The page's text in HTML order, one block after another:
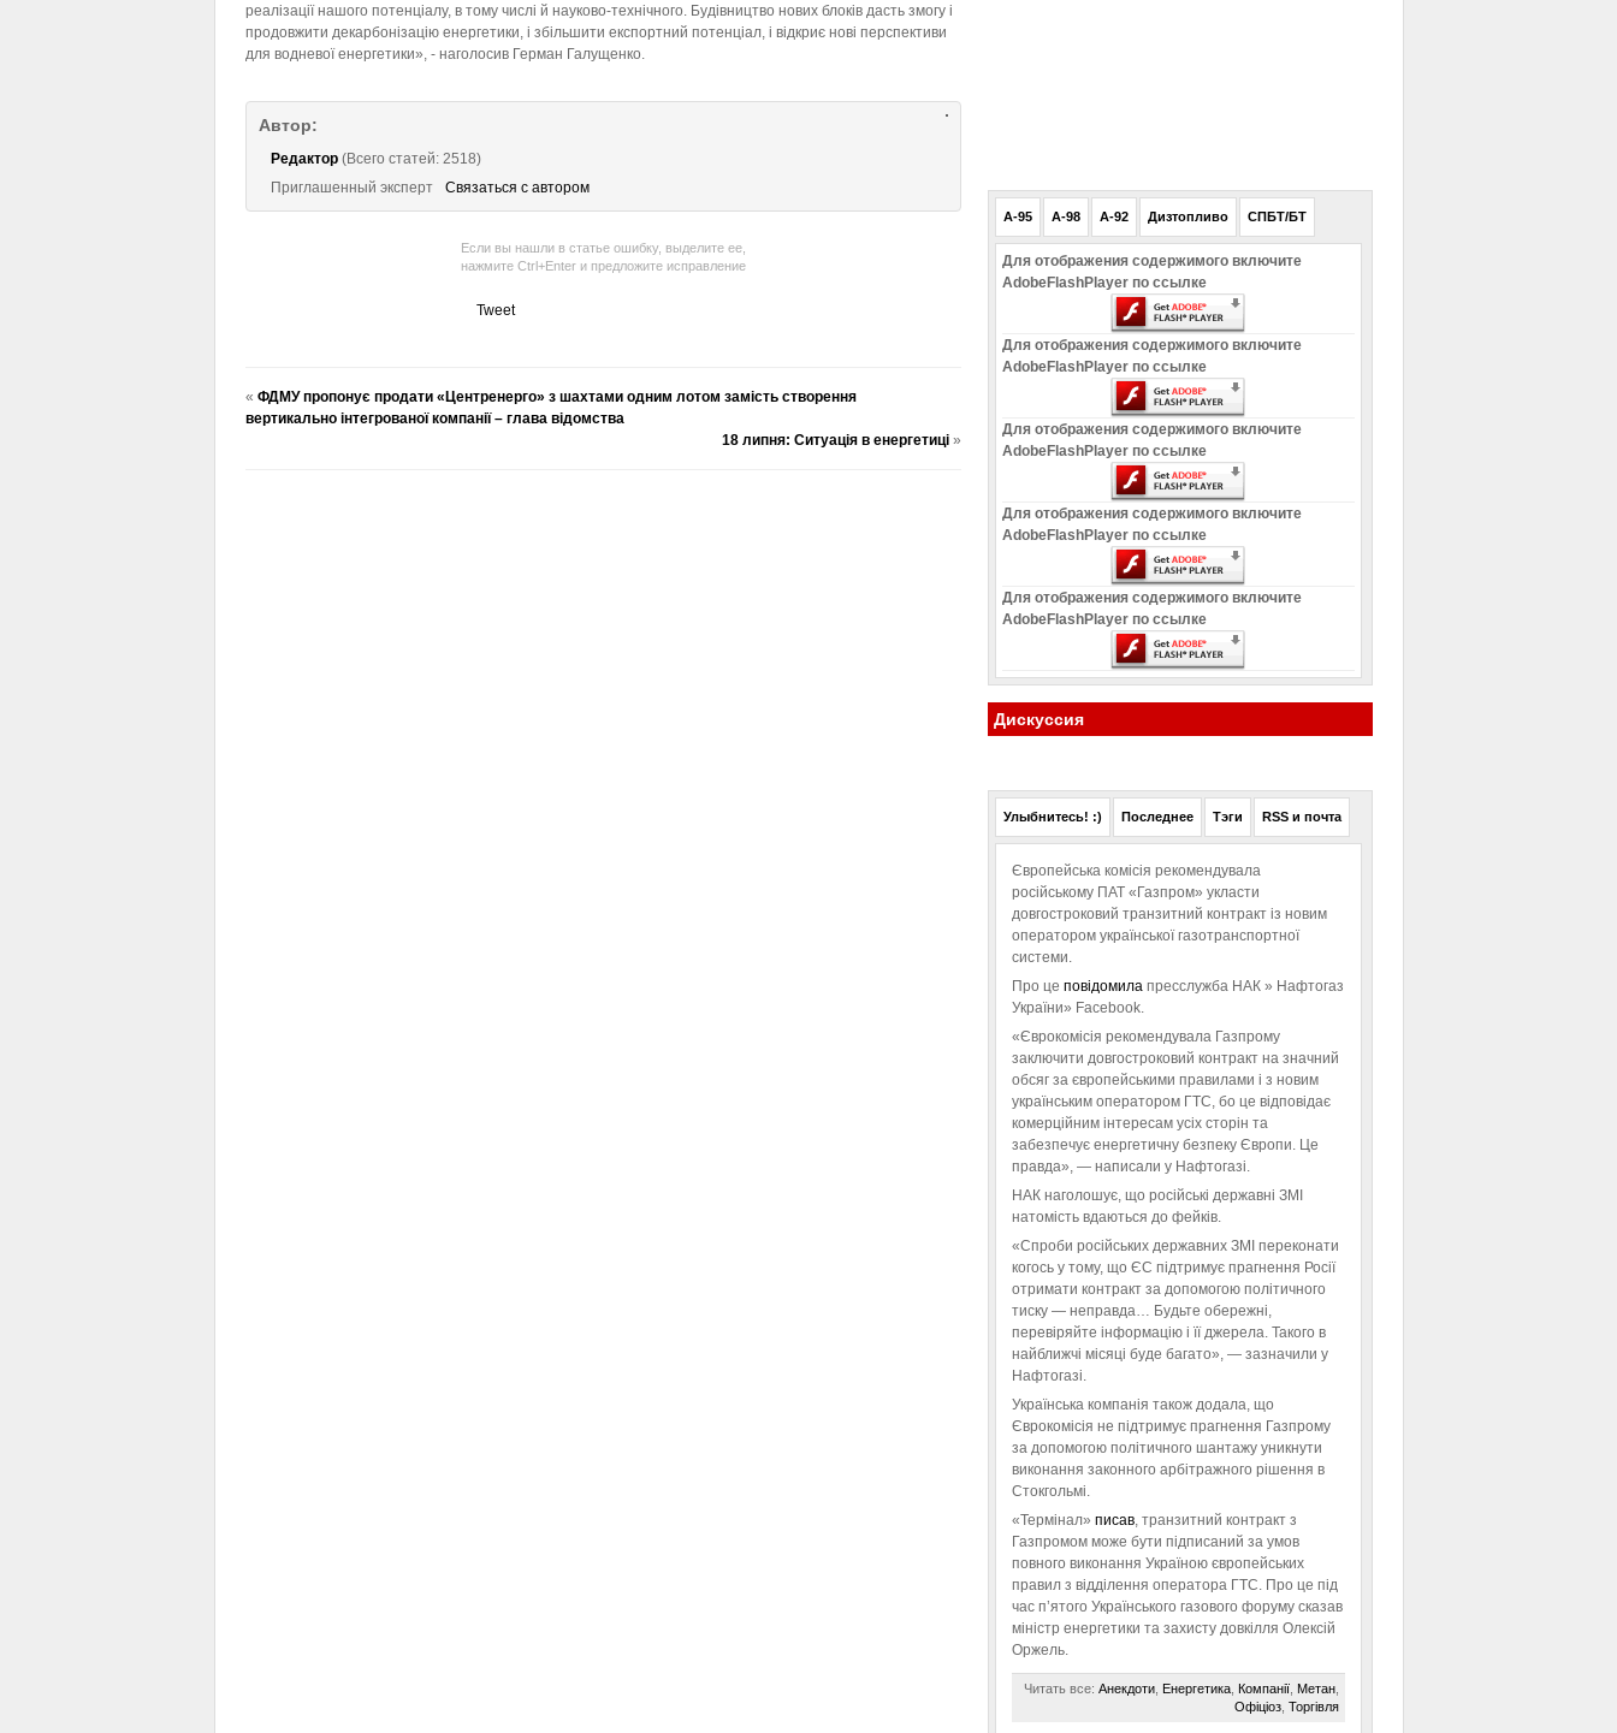
реалізації нашого потенціалу, в тому числі й науково-технічного. Будівництво нових блоків дасть змогу і
продовжити декарбонізацію енергетики, і збільшити експортний потенціал, і відкриє нові перспективи
для водневої енергетики», - наголосив Герман Галущенко.
Автор:
Редактор(Всего статей: 2518)
Приглашенный эксперт
Связаться с автором
Если вы нашли в статье ошибку, выделите ее,
нажмите Ctrl+Enter и предложите исправление
Tweet
« ФДМУ пропонує продати «Центренерго» з шахтами одним лотом замість створення
вертикально інтегрованої компанії – глава відомства
18 липня: Ситуація в енергетиці»
A-95 A-98 A-92 Дизтопливо СПБТ/БТ
Для отображения содержимого включите
AdobeFlashPlayer по ссылке
Для отображения содержимого включите
AdobeFlashPlayer по ссылке
Для отображения содержимого включите
AdobeFlashPlayer по ссылке
Для отображения содержимого включите
AdobeFlashPlayer по ссылке
Для отображения содержимого включите
AdobeFlashPlayer по ссылке
Дискуссия
Улыбнитесь! :) Последнее Тэги RSS и почта
Європейська комісія рекомендувала
російському ПАТ «Газпром» укласти
довгостроковий транзитний контракт із новим
оператором української газотранспортної
системи.
Про це повідомила пресслужба НАК » Нафтогаз
України» Facebook.
«Єврокомісія рекомендувала Газпрому
заключити довгостроковий контракт на значний
обсяг за європейськими правилами і з новим
українським оператором ГТС, бо це відповідає
комерційним інтересам усіх сторін та
забезпечує енергетичну безпеку Європи. Це
правда», — написали у Нафтогазі.
НАК наголошує, що російські державні ЗМІ
натомість вдаються до фейків.
«Спроби російських державних ЗМІ переконати
когось у тому, що ЄС підтримує прагнення Росії
отримати контракт за допомогою політичного
тиску — неправда… Будьте обережні,
перевіряйте інформацію і її джерела. Такого в
найближчі місяці буде багато», — зазначили у
Нафтогазі.
Українська компанія також додала, що
Єврокомісія не підтримує прагнення Газпрому
за допомогою політичного шантажу уникнути
виконання законного арбітражного рішення в
Стокгольмі.
«Термінал» писав, транзитний контракт з
Газпромом може бути підписаний за умов
повного виконання Україною європейських
правил з відділення оператора ГТС. Про це під
час п’ятого Українського газового форуму сказав
міністр енергетики та захисту довкілля Олексій
Оржель.
Читать все: Анекдоти, Енергетика, Компанії, Метан,
Офіціоз, Торгівля